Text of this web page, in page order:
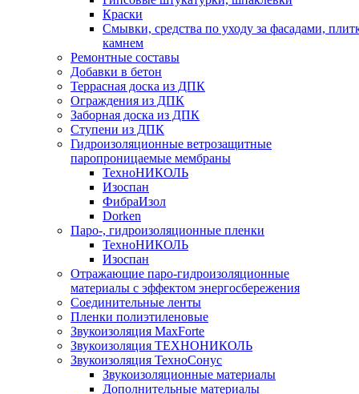
Краски
Смывки, средства по уходу за фасадами,
камнем
Ремонтные составы
Добавки в бетон
Террасная доска из ДПК
Ограждения из ДПК
Заборная доска из ДПК
Ступени из ДПК
Гидроизоляционные ветрозащитные
паропроницаемые мембраны
ТехноНИКОЛЬ
Изоспан
ФибраИзол
Dorken
Паро-, гидроизоляционные пленки
ТехноНИКОЛЬ
Изоспан
Отражающие паро-гидроизоляционные
материалы с эффектом энергосбережения
Соединительные ленты
Пленки полиэтиленовые
Звукоизоляция MaxForte
Звукоизоляция ТЕХНОНИКОЛЬ
Звукоизоляция ТехноСонус
Звукоизоляционные материалы
Дополнительные материалы